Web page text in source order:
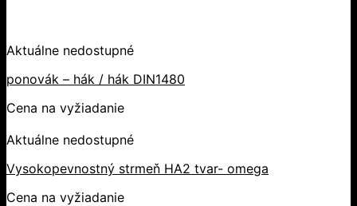
Aktuálne nedostupné
ponovák – hák / hák DIN1480
Cena na vyžiadanie
Aktuálne nedostupné
Vysokopevnostný strmeň HA2 tvar- omega
Cena na vyžiadanie